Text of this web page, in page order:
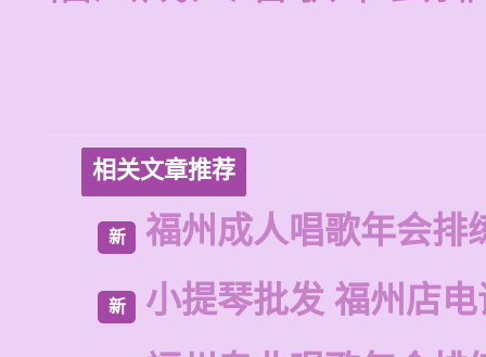
相关文章推荐
新 福州成人唱歌年会排
新
小提琴批发 福州店